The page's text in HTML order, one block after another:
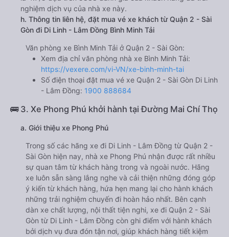
nghiệm dịch vụ của nhà xe này.
h. Thông tin liên hệ, đặt mua vé xe khách từ Quận 2 - Sài
Gòn đi Di Linh - Lâm Đồng Bình Minh Tải
Văn phòng xe Bình Minh Tải ở Quận 2 - Sài Gòn:
Xem địa chỉ văn phòng nhà xe Bình Minh Tải:
https://vexere.com/vi-VN/xe-binh-minh-tai
Số điện thoại đặt mua vé xe Quận 2 - Sài Gòn Di Linh
- Lâm Đồng: 1900 888684
🚌 3. Xe Phong Phú khởi hành tại Đường Mai Chí Thọ
a. Giới thiệu xe Phong Phú
Trong số các hãng xe đi Di Linh - Lâm Đồng từ Quận 2 -
Sài Gòn hiện nay, nhà xe Phong Phú nhận được rất nhiều
sự quan tâm từ khách hàng trong và ngoài nước. Hãng
xe luôn sẵn sàng lắng nghe và cải thiện những đóng góp
ý kiến từ khách hàng, hứa hẹn mang lại cho hành khách
những trải nghiệm chuyến đi hoàn hảo nhất. Bên cạnh
dàn xe chất lượng, nội thất tiện nghi, xe đi Quận 2 - Sài
Gòn từ Di Linh - Lâm Đồng còn ghi điểm với hành khách
bởi dịch vụ đưa đón tận nơi, giúp khách hàng tiết kiệm